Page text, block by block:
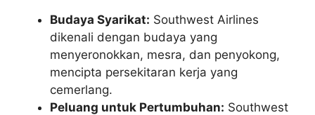
Budaya Syarikat: Southwest Airlines
dikenali dengan budaya yang
menyeronokkan, mesra, dan penyokong,
mencipta persekitaran kerja yang
cemerlang.
Peluang untuk Pertumbuhan: Southwest